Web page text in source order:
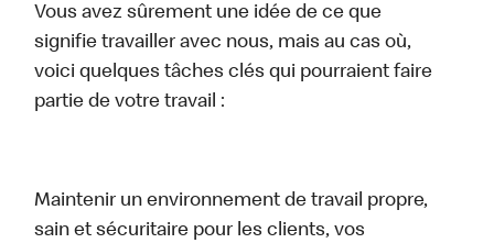
Vous avez sûrement une idée de ce que
signifie travailler avec nous, mais au cas où,
voici quelques tâches clés qui pourraient faire
partie de votre travail :
Maintenir un environnement de travail propre,
sain et sécuritaire pour les clients, vos